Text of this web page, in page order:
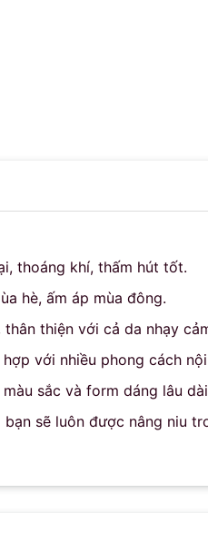
thoáng khí, thấm hút tốt.
hè, ấm áp mùa đông.
thân thiện với cả da nhạy
hợp với nhiều phong cách
màu sắc và form dáng lâu
bạn sẽ luôn được nâng niu